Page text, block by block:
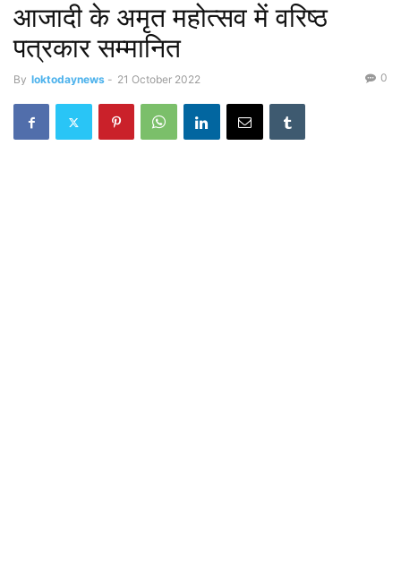
आजादी के अमृत महोत्सव में वरिष्ठ
पत्रकार सम्मानित
By loktodaynews - 21 October 2022 0